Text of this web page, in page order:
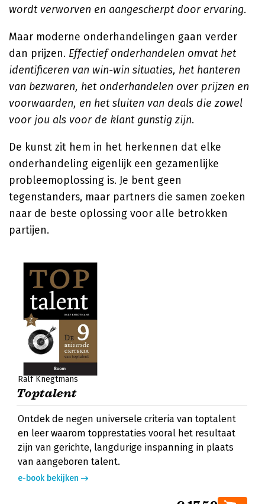
wordt verworven en aangescherpt door ervaring.
Maar moderne onderhandelingen gaan verder
dan prijzen. Effectief onderhandelen omvat het
identificeren van win-win situaties, het hanteren
van bezwaren, het onderhandelen over prijzen en
voorwaarden, en het sluiten van deals die zowel
voor jou als voor de klant gunstig zijn.
De kunst zit hem in het herkennen dat elke
onderhandeling eigenlijk een gezamenlijke
probleemoplossing is. Je bent geen
tegenstanders, maar partners die samen zoeken
naar de beste oplossing voor alle betrokken
partijen.
Ralf Knegtmans
Toptalent
Ontdek de negen universele criteria van toptalent
en leer waarom topprestaties vooral het resultaat
zijn van gerichte, langdurige inspanning in plaats
van aangeboren talent.
e-book bekijken